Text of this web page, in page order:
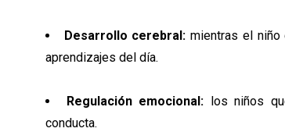
Desarrollo cerebral: mientras el niño
aprendizajes del día.
Regulación emocional: los niños
conducta.